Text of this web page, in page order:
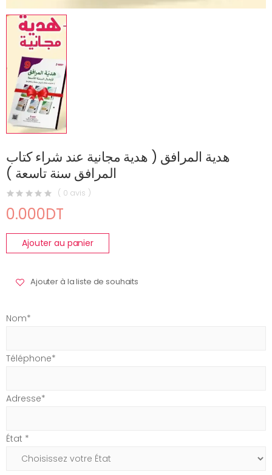
هدية المرافق ( هدية مجانية عند شراء كتاب
المرافق سنة تاسعة )
( 0 avis )
0.000DT
Ajouter au panier
Ajouter à la liste de souhaits
Nom*
Téléphone*
Adresse*
État *